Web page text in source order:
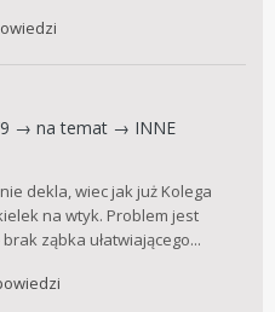
→ na temat → INNE
dekla, wiec jak już Kolega
na wtyk. Problem jest
ząbka ułatwiającego...